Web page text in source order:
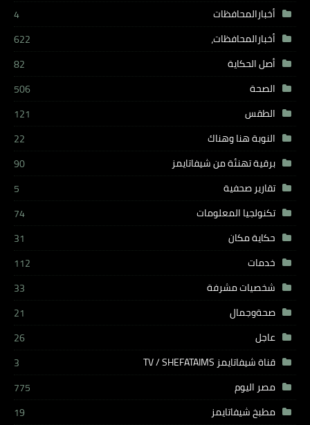
أخبارالمحافظات
4
أخبارالمحافظات،
622
أصل الحكاية
82
الصحة
506
الطقس
121
النوبة هنا وهناك
22
برقية تهنئة من شيفاتايمز
90
تقارير صحفية
5
تكنولجيا المعلومات
74
حكاية مكان
31
خدمات
112
شخصيات مشرفة
33
صحةوجمال
21
عاجل
26
قناة شيفاتايمز TV / SHEFATAIMS
3
مصر اليوم
775
مطبخ شيفاتايمز
19